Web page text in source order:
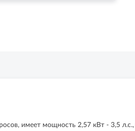
имеет мощность 2,57 кВт - 3,5